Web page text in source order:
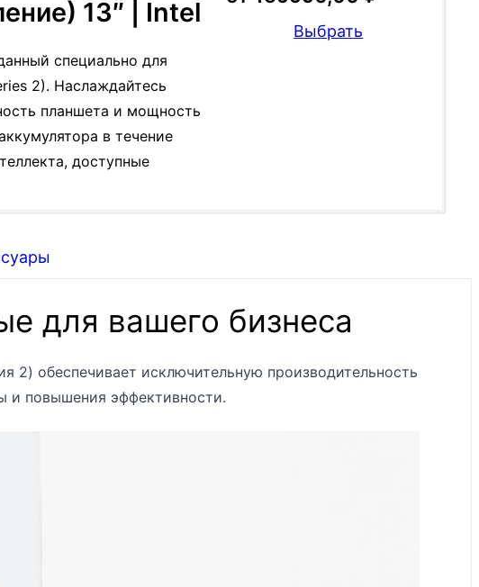
13″ | Intel
специально для
2). Наслаждайтесь
планшета и мощность
в течение
доступные
Выбрать
5 236V
7 266V
7 268V
5 236V
5 238V
для вашего бизнеса
2) обеспечивает исключительную производительность
и повышения эффективности.